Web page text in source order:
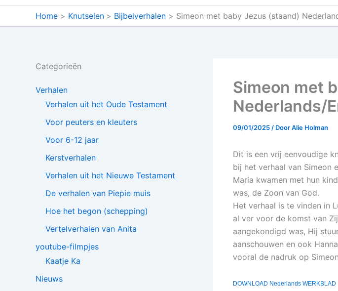
Home Knutselen Bijbelverhalen Simeon met baby Jezus (staand)
Categorieën
Verhalen
Verhalen uit het Oude Testament
Voor peuters en kleuters
Voor 6-12 jaar
Kerstverhalen
Verhalen uit het Nieuwe Testament
De verhalen van Piepie muis
Hoe het begon (schepping)
Vertelverhalen van Anita
youtube-filmpjes
Kaatje Ka
Nieuws
Simeon met
Nederlands/
09/01/2025 / DoorAlie Holman
Dit is een vrij eenvoudige
bij het verhaal van Simeon
Maria kwamen met hun
was, de Zoon van God.
Het verhaal is te vinden in
al ver voor de komst van
aangekondigd was, Hij
aanschouwen en ook
vooral de nadruk op
DOWNLOAD Nederlands WERKBLAD